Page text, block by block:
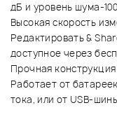
дБ и уровень шума-
Высокая скорость
Редактировать &
доступное через
Прочная
Работает от
тока, или от USB-